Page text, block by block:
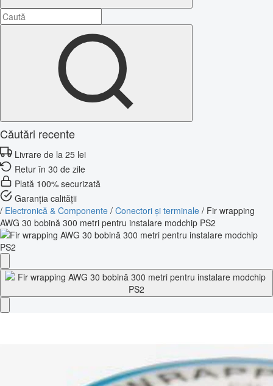
Căutări recente
Livrare de la 25 lei
Retur în 30 de zile
Plată 100% securizată
Garanția calității
/ Electronică & Componente / Conectori și terminale / Fir wrapping
AWG 30 bobină 300 metri pentru instalare modchip PS2